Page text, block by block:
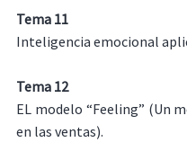
Tema 11
Inteligencia emocional
Tema 12
EL modelo “Feeling” (Un
en las ventas).